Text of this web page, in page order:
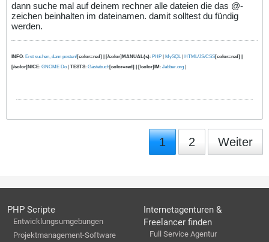
dann suche mal auf deinem rechner alle dateien die das @-
zeichen beinhalten im dateinamen. damit solltest du fündig
werden.
INFO: Erst suchen, dann posten![color=red] | [/color]MANUAL(s): PHP MySQL| HTML/JS/CSS[color=red] |
[/color]NICE: GNOME Do TESTS: Gästebuch[color=red] | [/color]IM : Jabber.org
1 2 Weiter
PHP Scripte
Entwicklungsumgebungen
Projektmanagement-Software
Internetagenturen &
Freelancer finden
Full Service Agentur